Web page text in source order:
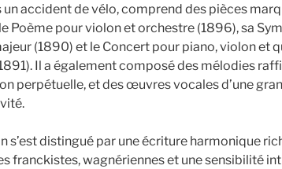
un accident de vélo, comprend des pièces
Poème pour violon et orchestre (1896), sa
(1890) et le Concert pour piano, violon et
Il a également composé des mélodies
perpétuelle, et des œuvres vocales d’une
s’est distingué par une écriture harmonique
franckistes, wagnériennes et une sensibilité